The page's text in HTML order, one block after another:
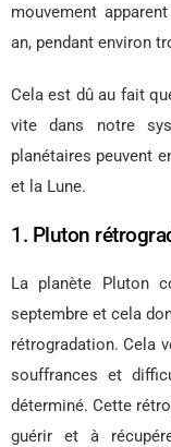
mouvement
an, pendant environ
Cela est dû au fait
vite dans notre
planétaires peuvent
et la Lune.
1. Pluton
La planète Pluton
septembre et cela
rétrogradation. Cela
souffrances et
déterminé. Cette
guérir et à